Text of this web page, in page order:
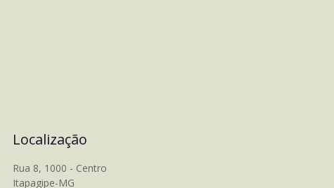
Localização
Rua 8, 1000 - Centro
Itapagipe-MG